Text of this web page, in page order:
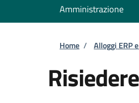
Amministrazione
Briciole
Home / Alloggi ERP